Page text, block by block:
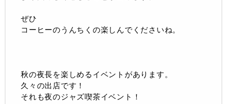
ぜひ
コーヒーのうんちくの楽しんでくださいね。
秋の夜長を楽しめるイベントがあります。
久々の出店です！
それも夜のジャズ喫茶イベント！